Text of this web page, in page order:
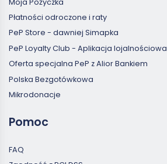
Płatności odroczone i raty
PeP Store - dawniej Simapka
PeP Loyalty Club - Aplikacja lojalnościowa
Oferta specjalna PeP z Alior Bankiem
Polska Bezgotówkowa
Mikrodonacje
Pomoc
FAQ